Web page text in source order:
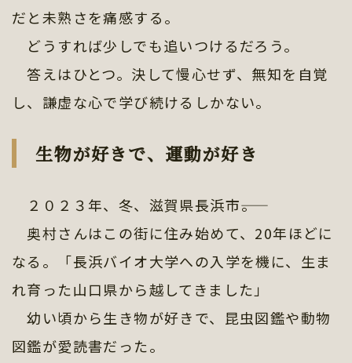
だと未熟さを痛感する。
どうすれば少しでも追いつけるだろう。
答えはひとつ。決して慢心せず、無知を自覚
し、謙虚な心で学び続けるしかない。
生物が好きで、運動が好き
２０２３年、冬、滋賀県長浜市――。
奥村さんはこの街に住み始めて、20年ほどに
なる。「長浜バイオ大学への入学を機に、生ま
れ育った山口県から越してきました」
幼い頃から生き物が好きで、昆虫図鑑や動物
図鑑が愛読書だった。